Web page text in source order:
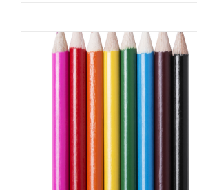
múltiples
variantes.
Las
opciones
pueden
elegir
en
página
de